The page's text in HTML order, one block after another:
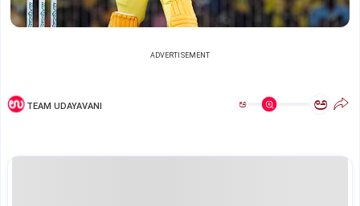
ADVERTISEMENT
TEAM UDAYAVANI ಅ ಅ